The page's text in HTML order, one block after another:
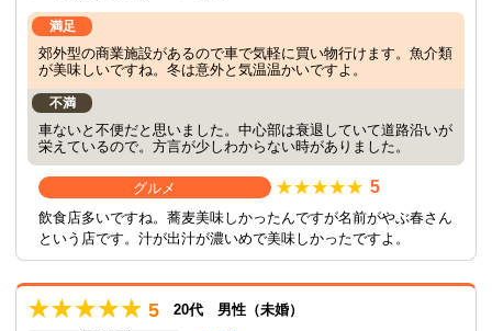
満足
郊外型の商業施設があるので車で気軽に買い物行けます。魚介類
が美味しいですね。冬は意外と気温温かいですよ。
不満
車ないと不便だと思いました。中心部は衰退していて道路沿いが
栄えているので。方言が少しわからない時がありました。
グルメ 5
飲食店多いですね。蕎麦美味しかったんですが名前がやぶ春さん
という店です。汁が出汁が濃いめで美味しかったですよ。
5 20代 男性（未婚）